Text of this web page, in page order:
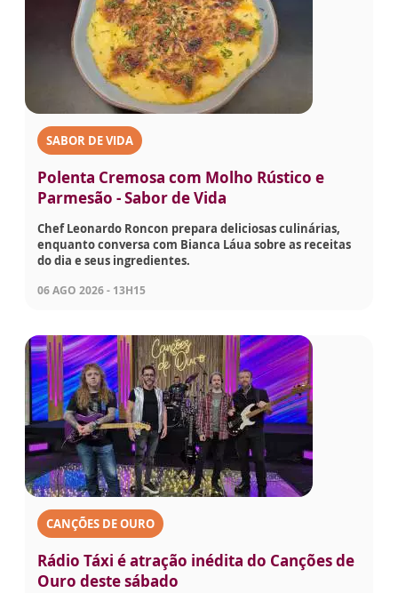
SABOR DE VIDA
Polenta Cremosa com Molho Rústico e
Parmesão - Sabor de Vida
Chef Leonardo Roncon prepara deliciosas culinárias,
enquanto conversa com Bianca Láua sobre as receitas
do dia e seus ingredientes.
06 AGO 2026 - 13H15
CANÇÕES DE OURO
Rádio Táxi é atração inédita do Canções de
Ouro deste sábado